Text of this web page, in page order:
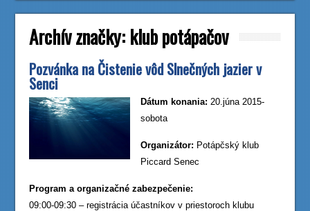
Archív značky: klub potápačov
Pozvánka na Čistenie vôd Slnečných jazier v
Senci
Dátum konania: 20.júna 2015-
sobota
Organizátor: Potápčský klub
Piccard Senec
Program a organizačné zabezpečenie:
09:00-09:30 – registrácia účastníkov v priestoroch klubu